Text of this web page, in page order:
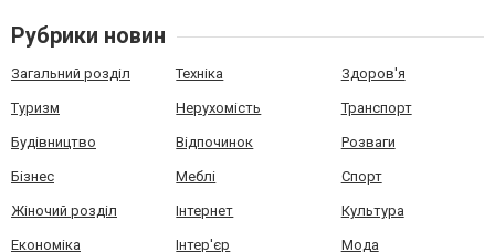
Рубрики новин
Загальний розділ Техніка Здоров'я
Туризм Нерухомість Транспорт
Будівництво Відпочинок Розваги
Бізнес Меблі Спорт
Жіночий розділ Інтернет Культура
Економіка Інтер'єр Мода